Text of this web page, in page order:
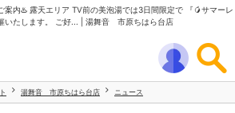
内♨️ 露天エリア TV前の美泡湯では3日間限定で 『🥭サマーレ
いたします。 ご好... | 湯舞音 市原ちはら台店
湯舞音 市原ちはら台店 ニュース